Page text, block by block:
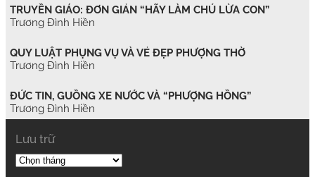
TRUYỀN GIÁO: ĐƠN GIẢN “HÃY LÀM CHÚ LỪA CON”
Trương Đình Hiền
QUY LUẬT PHỤNG VỤ VÀ VẺ ĐẸP PHƯỢNG THỜ
Trương Đình Hiền
ĐỨC TIN, GUỒNG XE NƯỚC VÀ “PHƯỢNG HỒNG”
Trương Đình Hiền
Lưu trữ